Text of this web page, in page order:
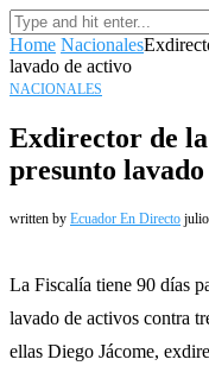
Home Nacionales
lavado de activo
NACIONALES
Exdirector de
presunto
written by Ecuador En Directo
La Fiscalía tiene 90 días
lavado de activos contra
ellas Diego Jácome,